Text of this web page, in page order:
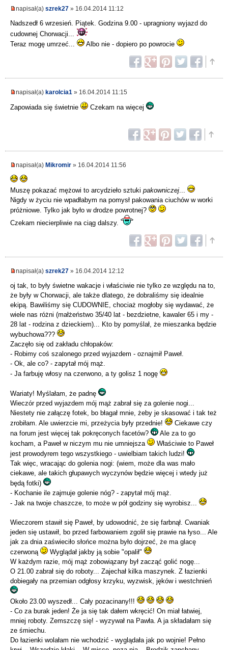
napisał(a) szrek27 » 16.04.2014 11:12
Nadszedł 6 wrzesień. Piątek. Godzina 9.00 - upragniony wyjazd do
cudownej Chorwacji...
Teraz mogę umrzeć...
Albo nie - dopiero po powrocie
napisał(a) karolcia1 » 16.04.2014 11:15
Zapowiada się świetnie Czekam na więcej
napisał(a) Mikromir » 16.04.2014 11:56
Muszę pokazać mężowi to arcydzieło sztuki pakowniczej...
Nigdy w życiu nie wpadłabym na pomysł pakowania ciuchów w worki
próżniowe. Tylko jak było w drodze powrotnej?
Czekam niecierpliwie na ciąg dalszy.
napisał(a) szrek27 » 16.04.2014 12:12
oj tak, to były świetne wakacje i właściwie nie tylko ze względu na to,
że były w Chorwacji, ale także dlatego, że dobraliśmy się idealnie
ekipą. Bawiliśmy się CUDOWNIE, chociaż mogłoby się wydawać, że
wiele nas różni (małżeństwo 35/40 lat - bezdzietne, kawaler 65 i my -
28 lat - rodzina z dzieckiem)... Kto by pomyślał, że mieszanka będzie
wybuchowa???
Zaczęło się od zakładu chłopaków:
- Robimy coś szalonego przed wyjazdem - oznajmił Paweł.
- Ok, ale co? - zapytał mój mąż.
- Ja farbuję włosy na czerwono, a ty golisz 1 nogę
Wariaty! Myślałam, że padnę
Wieczór przed wyjazdem mój mąż zabrał się za golenie nogi...
Niestety nie załączę fotek, bo błagał mnie, żeby je skasować i tak też
zrobiłam. Ale uwierzcie mi, przeżycia były przednie!
Ciekawe czy
na forum jest więcej tak pokręconych facetów?
Ale za to go
kocham, a Paweł w niczym mu nie umniejsza
Właściwie to Paweł
jest prowodyrem tego wszystkiego - uwielbiam takich ludzi!
Tak więc, wracając do golenia nogi: (wiem, może dla was mało
ciekawe, ale takich głupawych wyczynów będzie więcej i wtedy już
będą fotki)
- Kochanie ile zajmuje golenie nóg? - zapytał mój mąż.
- Jak na twoje chaszcze, to może w pół godziny się wyrobisz...
Wieczorem stawił się Paweł, by udowodnić, że się farbnął. Cwaniak
jeden się ustawił, bo przed farbowaniem zgolił się prawie na łyso... Ale
jak za dnia zaświeciło słońce można było dojrzeć, że ma glacę
czerwoną
Wyglądał jakby ją sobie "opalił"
W każdym razie, mój mąż zobowiązany był zacząć golić nogę...
O 21.00 zabrał się do roboty... Zajechał kilka maszynek. Z łazienki
dobiegały na przemian odgłosy krzyku, wyzwisk, jęków i westchnień
Około 23.00 wyszedł... Cały pozacinany!!!
- Co za burak jeden! Że ja się tak dałem wkręcić! On miał łatwiej,
mniej roboty. Zemszczę się! - wyzywał na Pawła. A ja składałam się
ze śmiechu.
Do łazienki wolałam nie wchodzić - wyglądała jak po wojnie! Pełno